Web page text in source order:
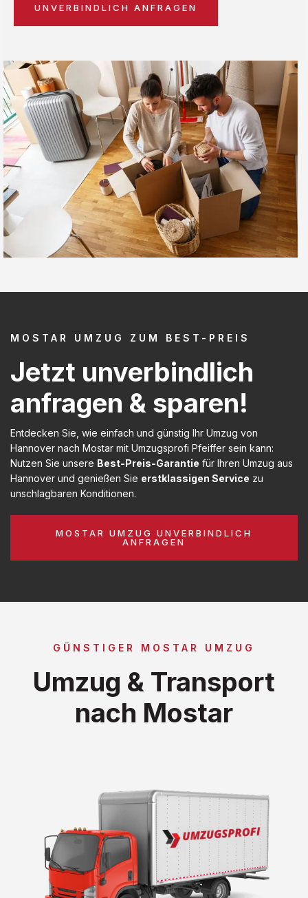
UNVERBINDLICH ANFRAGEN
MOSTAR UMZUG ZUM BEST-PREIS
Jetzt unverbindlich
anfragen & sparen!
Entdecken Sie, wie einfach und günstig Ihr Umzug von
Hannover nach Mostar mit Umzugsprofi Pfeiffer sein kann:
Nutzen Sie unsere Best-Preis-Garantie für Ihren Umzug aus
Hannover und genießen Sie erstklassigen Service zu
unschlagbaren Konditionen.
MOSTAR UMZUG UNVERBINDLICH
ANFRAGEN
GÜNSTIGER MOSTAR UMZUG
Umzug & Transport
nach Mostar